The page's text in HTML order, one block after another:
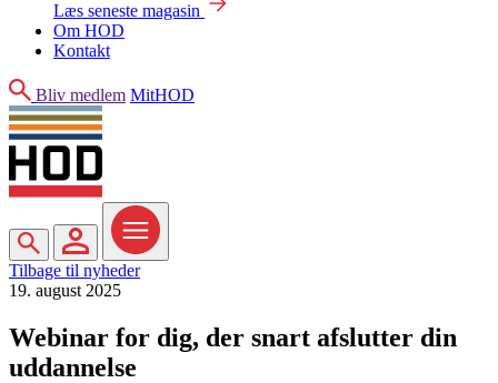
Læs seneste magasin
Om HOD
Kontakt
Søg
Bliv medlem MitHOD
Søg MitHOD Menu
Tilbage til nyheder
19. august 2025
Webinar for dig, der snart afslutter din
uddannelse